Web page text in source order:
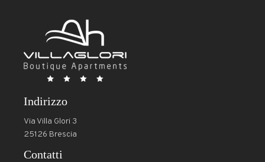
Indirizzo
Via Villa Glori 3
25126 Brescia
Contatti